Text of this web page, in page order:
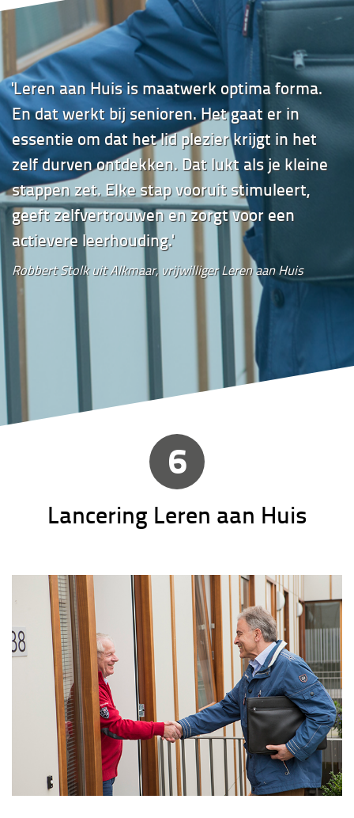
'Leren aan Huis is maatwerk optima forma.
En dat werkt bij senioren. Het gaat er in
essentie om dat het lid plezier krijgt in het
zelf durven ontdekken. Dat lukt als je kleine
stappen zet. Elke stap vooruit stimuleert,
geeft zelfvertrouwen en zorgt voor een
actievere leerhouding.'
Robbert Stolk uit Alkmaar, vrijwilliger Leren aan Huis
6
Lancering Leren aan Huis